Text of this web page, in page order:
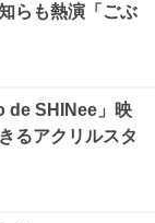
らも熱演「ごぶ
de SHINee」映
るアクリルスタ